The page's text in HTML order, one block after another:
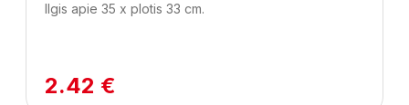
Ilgis apie 35 x plotis 33 cm.
2.42 €